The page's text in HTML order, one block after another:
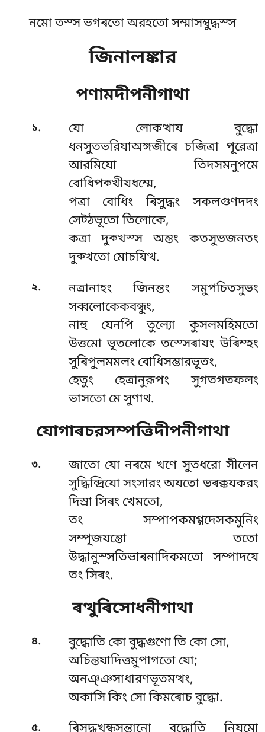
নমো তস্স ভগৰতো অরহতো সম্মাসম্বুদ্ধস্স
জিনালঙ্কার
পণামদীপনীগাথা
১.
যো লোকত্থায বুদ্ধো
ধনসুতভরিযাঅঙ্গজীৰে চজিত্ৰা পূরেত্ৰা
আরমিযো তিদসমনুপমে
বোধিপক্খীযধম্মে,
পত্ৰা বোধিং ৰিসুদ্ধং সকলগুণদদং
সেট্ঠভূতো তিলোকে,
কত্ৰা দুক্খস্স অন্তং কতসুভজনতং
দুক্খতো মোচযিত্থ.
২.
নত্ৰানাহং জিনন্তং সমুপচিতসুভং
সব্বলোকেকবন্ধুং,
নাহু যেনপি তুল্যো কুসলমহিমতো
উত্তমো ভূতলোকে তস্সেৰাযং উৰিম্হং
সুৰিপুলমমলং বোধিসম্ভারভূতং,
হেতুং হেত্ৰানুরূপং সুগতগতফলং
ভাসতো মে সুণাথ.
যোগাৰচরসম্পত্তিদীপনীগাথা
৩.
জাতো যো নৰমে খণে সুতধরো সীলেন
সুদ্ধিন্দ্রিযো সংসারং অযতো ভৰক্কযকরং
দিস্ৰা সিৰং খেমতো,
তং সম্পাপকমগ্গদেসকমুনিং
সম্পূজযন্তো ততো
উদ্ধানুস্সতিভাৰনাদিকমতো সম্পাদযে
তং সিৰং.
ৰত্থুৰিসোধনীগাথা
৪.
বুদ্ধোতি কো বুদ্ধগুণো তি কো সো,
অচিন্তযাদিত্তমুপাগতো যো;
অনঞ্ঞসাধারণভূতমত্থং,
অকাসি কিং সো কিমৰোচ বুদ্ধো.
৫.